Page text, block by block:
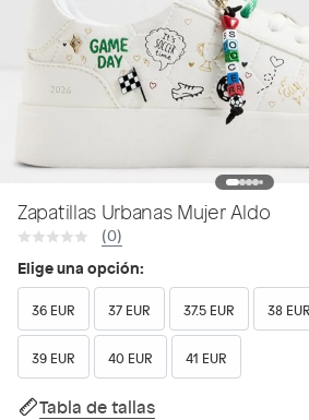
Zapatillas Urbanas Mujer Aldo
(0)
Elige una opción:
36 EUR 37 EUR 37.5 EUR 38 EUR
39 EUR 40 EUR 41 EUR
Tabla de tallas